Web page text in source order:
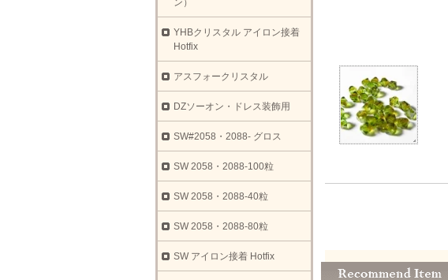
ン）
YHBクリスタル アイロン接着
Hotfix
アスフォークリスタル
DZソーオン・ドレス装飾用
SW#2058・2088- グロス
SW 2058・2088-100粒
SW 2058・2088-40粒
SW 2058・2088-80粒
SW アイロン接着 Hotfix